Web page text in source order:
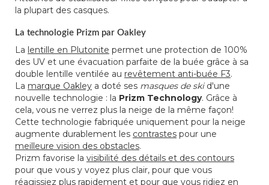
la plupart des casques.
La technologie Prizm par Oakley
La lentille en Plutonite permet une protection de 100%
des UV et une évacuation parfaite de la buée grâce à sa
double lentille ventilée au revêtement anti-buée F3.
La marque Oakley a doté ses masques de skid'une
nouvelle technologie : la Prizm Technology. Grâce à
cela, vous ne verrez plus la neige de la même façon!
Cette technologie fabriquée uniquement pour la neige
augmente durablement les contrastes pour une
meilleure vision des obstacles.
Prizm favorise la visibilité des détails et des contours
pour que vous y voyez plus clair, pour que vous
réagissiez plus rapidement et pour que vous ridiez en